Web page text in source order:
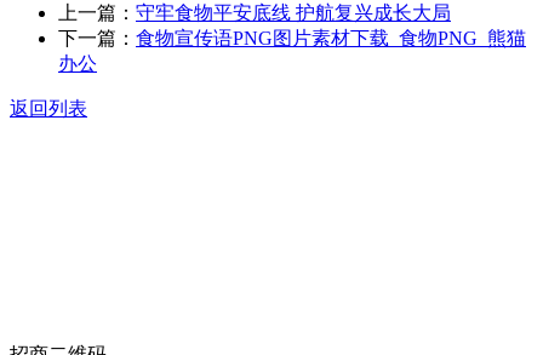
上一篇： 守牢食物平安底线 护航复兴成长大局
下一篇： 食物宣传语PNG图片素材下载_食物PNG_熊猫
办公
返回列表